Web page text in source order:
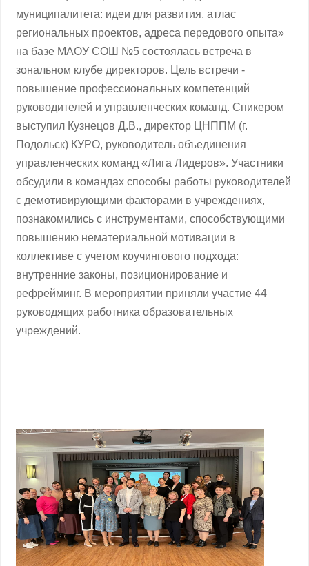
муниципалитета: идеи для развития, атлас
региональных проектов, адреса передового опыта»
на базе МАОУ СОШ №5 состоялась встреча в
зональном клубе директоров. Цель встречи -
повышение профессиональных компетенций
руководителей и управленческих команд. Спикером
выступил Кузнецов Д.В., директор ЦНППМ (г.
Подольск) КУРО, руководитель объединения
управленческих команд «Лига Лидеров». Участники
обсудили в командах способы работы руководителей
с демотивирующими факторами в учреждениях,
познакомились с инструментами, способствующими
повышению нематериальной мотивации в
коллективе с учетом коучингового подхода:
внутренние законы, позиционирование и
рефрейминг. В мероприятии приняли участие 44
руководящих работника образовательных
учреждений.